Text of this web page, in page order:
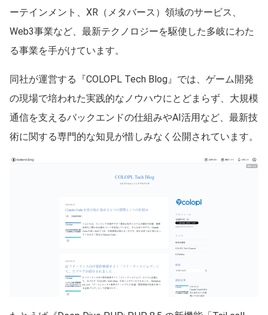
ーテインメント、XR（メタバース）領域のサービス、
Web3事業など、最新テクノロジーを駆使した多岐にわた
る事業を手がけています。
同社が運営する『COLOPL Tech Blog』では、ゲーム開発
の現場で培われた実践的なノウハウにとどまらず、大規模
通信を支えるバックエンドの仕組みやAI活用など、最新技
術に関する専門的な知見が惜しみなく公開されています。